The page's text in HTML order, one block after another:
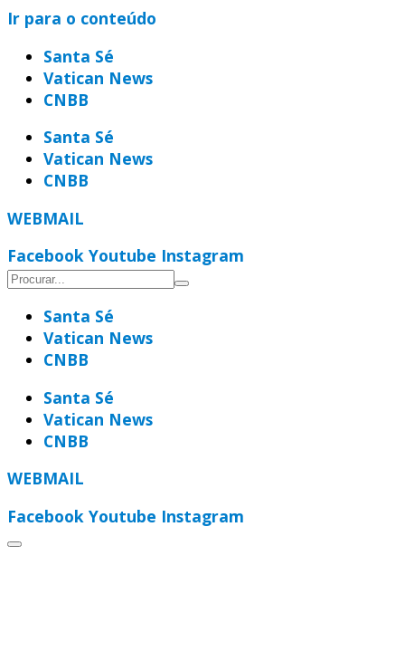
Ir para o conteúdo
Santa Sé
Vatican News
CNBB
Santa Sé
Vatican News
CNBB
WEBMAIL
Facebook Youtube Instagram
Santa Sé
Vatican News
CNBB
Santa Sé
Vatican News
CNBB
WEBMAIL
Facebook Youtube Instagram